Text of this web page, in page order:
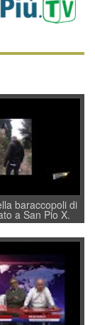
baraccopoli di
a San Pio X.
“faremo
di Natale ai